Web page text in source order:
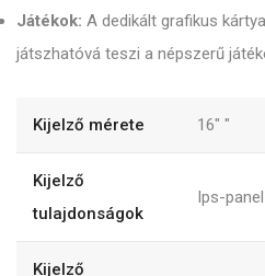
Játékok: A dedikált grafikus
játszhatóvá teszi a népszerű
Kijelző mérete 16" "
Kijelző
tulajdonságok
Ips-panel
Kijelző